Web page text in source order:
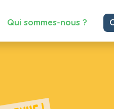
Qui sommes-nous ?